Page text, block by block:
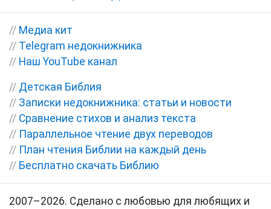
// Медиа кит
// Telegram недокнижника
// Наш YouTube канал
// Детская Библия
// Записки недокнижника: статьи и новости
// Сравнение стихов и анализ текста
// Параллельное чтение двух переводов
// План чтения Библии на каждый день
// Бесплатно скачать Библию
2007–2026. Сделано с любовью для любящих и